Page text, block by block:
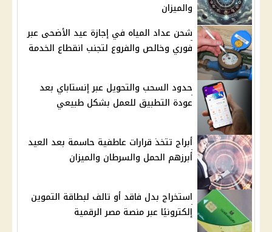
والميزان
شحن عداد المياه في إجازة عيد الأضحى عبر
فوري وخالص والفروع لتجنب انقطاع الخدمة
حدود السحب والتحويل عبر إنستاباي بعد
عودة التطبيق للعمل بشكل طبيعي
أبراج تتخذ قرارات عاطفية حاسمة بعد العيد
أبرزهم الحمل والسرطان والميزان
استخراج بدل فاقد أو تالف لبطاقة التموين
إلكترونيًا عبر منصة مصر الرقمية